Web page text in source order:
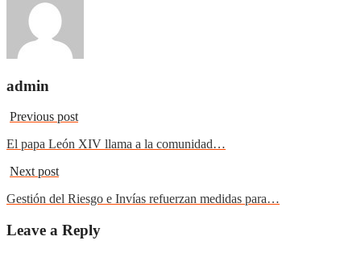
admin
Previous post
El papa León XIV llama a la comunidad…
Next post
Gestión del Riesgo e Invías refuerzan medidas para…
Leave a Reply